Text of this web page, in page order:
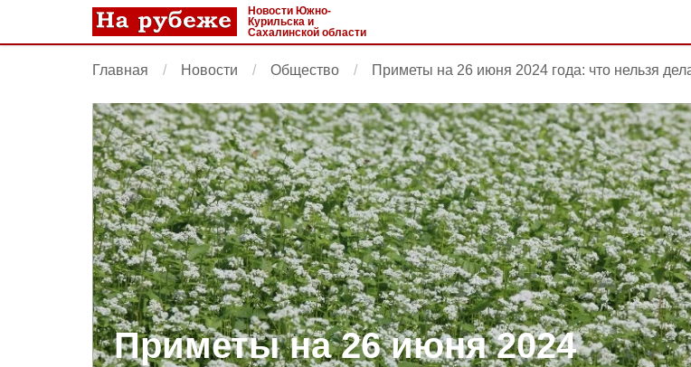
Новости Южно-
Курильска и
Сахалинской области
Главная Новости Общество Приметы на 26 июня 2024 года: что нельзя
Приметы на 26 июня 2024